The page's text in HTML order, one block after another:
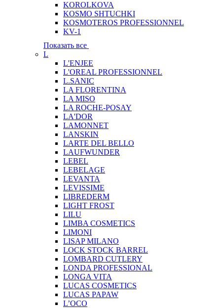
KOROLKOVA
KOSMO SHTUCHKI
KOSMOTEROS PROFESSIONNEL
KV-1
Показать все
L
L'ENJEE
L'OREAL PROFESSIONNEL
L.SANIC
LA FLORENTINA
LA MISO
LA ROCHE-POSAY
LA'DOR
LAMONNET
LANSKIN
LARTE DEL BELLO
LAUFWUNDER
LEBEL
LEBELAGE
LEVANTA
LEVISSIME
LIBREDERM
LIGHT FROST
LILU
LIMBA COSMETICS
LIMONI
LISAP MILANO
LOCK STOCK BARREL
LOMBARD CUTLERY
LONDA PROFESSIONAL
LONGA VITA
LUCAS COSMETICS
LUCAS PAPAW
L’OCO